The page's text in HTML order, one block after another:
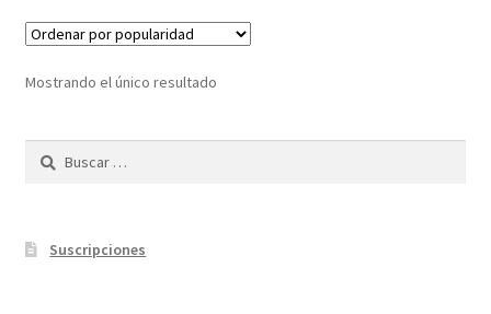
Mostrando el único resultado
Buscar:
Suscripciones